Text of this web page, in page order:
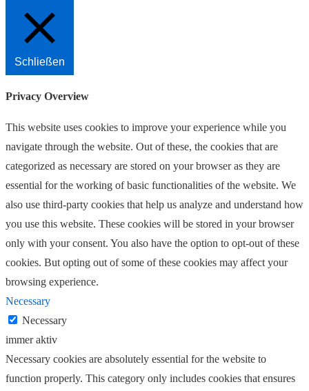
Schließen
Privacy Overview
This website uses cookies to improve your experience while you
navigate through the website. Out of these, the cookies that are
categorized as necessary are stored on your browser as they are
essential for the working of basic functionalities of the website. We
also use third-party cookies that help us analyze and understand how
you use this website. These cookies will be stored in your browser
only with your consent. You also have the option to opt-out of these
cookies. But opting out of some of these cookies may affect your
browsing experience.
Necessary
Necessary
immer aktiv
Necessary cookies are absolutely essential for the website to
function properly. This category only includes cookies that ensures